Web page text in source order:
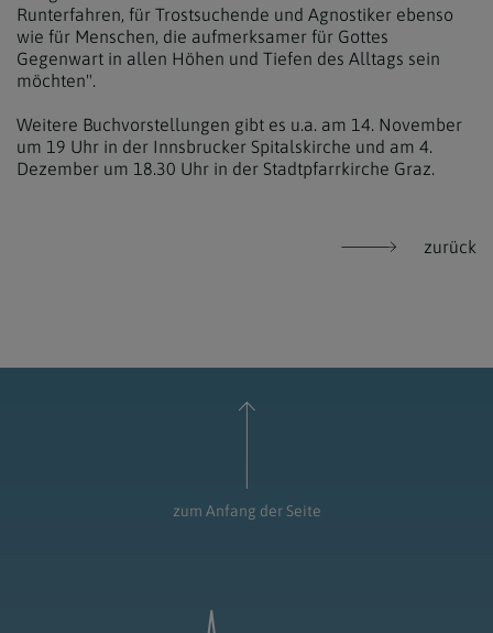
Runterfahren, für Trostsuchende und Agnostiker ebenso
wie für Menschen, die aufmerksamer für Gottes
Gegenwart in allen Höhen und Tiefen des Alltags sein
möchten".
Weitere Buchvorstellungen gibt es u.a. am 14. November
um 19 Uhr in der Innsbrucker Spitalskirche und am 4.
Dezember um 18.30 Uhr in der Stadtpfarrkirche Graz.
zurück
zum Anfang der Seite